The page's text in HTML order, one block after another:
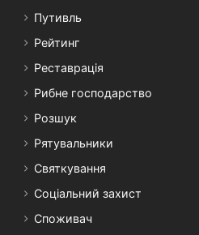
Путивль
Рейтинг
Реставрація
Рибне господарство
Розшук
Рятувальники
Святкування
Соціальний захист
Споживач